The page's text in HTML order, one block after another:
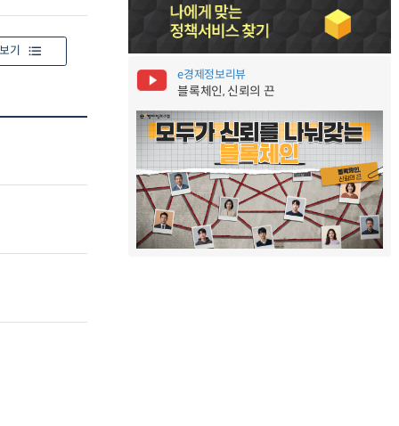
기
e경제정보리뷰
블록체인, 신뢰의 끈